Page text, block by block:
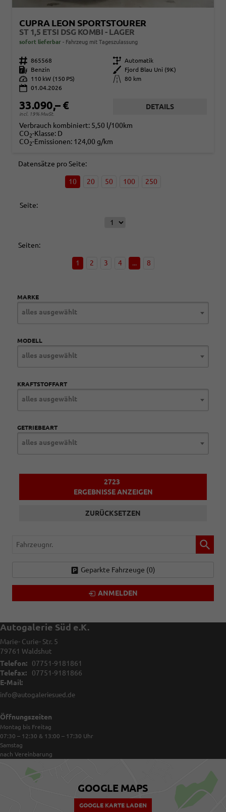
CUPRA LEON SPORTSTOURER
ST 1,5 ETSI DSG KOMBI - LAGER
sofort lieferbar Fahrzeug mit Tageszulassung
Fahrzeugnr. 865568 Getriebe Automatik
Kraftstoff
Benzin Außenfarbe
Fjord Blau Uni (9K)
Leistung
110 kW (150 PS) Kilometerstand
80 km
01.04.2026
33.090,– €
incl. 19% MwSt.
DETAILS
Verbrauch kombiniert: 5,50 l/100km
CO2-Klasse: D
CO2-Emissionen: 124,00 g/km
Datensätze pro Seite:
10 20 50 100 250
Seite:
Seiten:
1 2 3 4 ... 8
MARKE
alles ausgewählt
MODELL
alles ausgewählt
KRAFTSTOFFART
alles ausgewählt
GETRIEBEART
alles ausgewählt
2723
ERGEBNISSE ANZEIGEN
ZURÜCKSETZEN
Fahrzeugnr.
Geparkte Fahrzeuge (0)
ANMELDEN
Autogalerie Süd e.K.
Marie- Curie- Str. 5
79761 Waldshut
Telefon:
07751-9181861
Telefax:
07751-9181866
E-Mail:
info@autogaleriesued.de
Öffnungszeiten
Montag bis Freitag
07:30 – 12:30 & 13:00 – 17:30 Uhr
Samstag
nach Vereinbarung
GOOGLE MAPS
GOOGLE KARTE LADEN